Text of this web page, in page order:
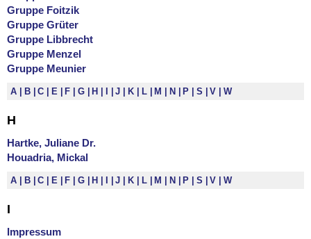
Gruppe Foitzik
Gruppe Grüter
Gruppe Libbrecht
Gruppe Menzel
Gruppe Meunier
A B C E F G H J K L M N P S V W
H
Hartke, Juliane Dr.
Houadria, Mickal
A B C E F G H J K L M N P S V W
I
Impressum